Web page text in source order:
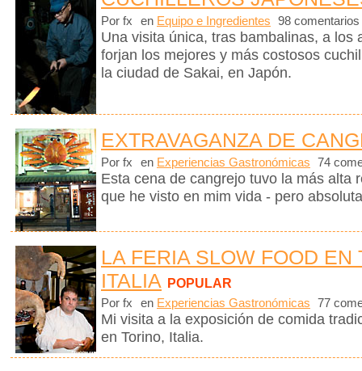
Por fx en Equipo e Ingredientes 98 comentarios
Una visita única, tras bambalinas, a los
forjan los mejores y más costosos
la ciudad de Sakai, en Japón.
EXTRAVAGANZA DE
Por fx en Experiencias Gastronómicas 74
Esta cena de cangrejo tuvo la más alta
que he visto en mim vida - pero
LA FERIA SLOW FOOD EN
ITALIA POPULAR
Por fx en Experiencias Gastronómicas 77
Mi visita a la exposición de comida
en Torino, Italia.